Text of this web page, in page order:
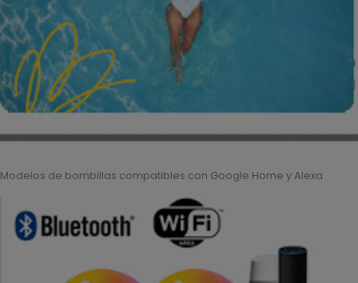
Modelos de bombillas compatibles con Google Home y Alexa